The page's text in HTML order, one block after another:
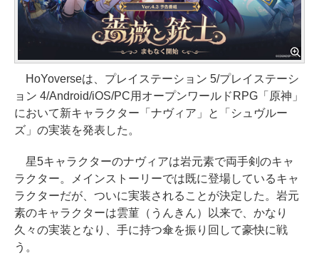
HoYoverseは、プレイステーション 5/プレイステーシ
ョン 4/Android/iOS/PC用オープンワールドRPG「原神」
において新キャラクター「ナヴィア」と「シュヴルー
ズ」の実装を発表した。
星5キャラクターのナヴィアは岩元素で両手剣のキャ
ラクター。メインストーリーでは既に登場しているキャ
ラクターだが、ついに実装されることが決定した。岩元
素のキャラクターは雲菫（うんきん）以来で、かなり
久々の実装となり、手に持つ傘を振り回して豪快に戦
う。